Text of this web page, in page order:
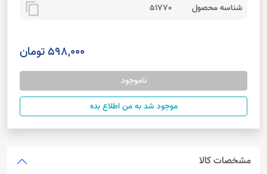
شناسه محصول 51770
content_copy
598,000 تومان
ناموجود
موجود شد به من اطلاع بده
مشخصات کالا